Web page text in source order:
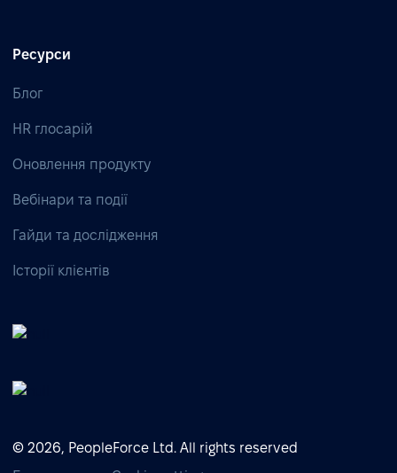
Ресурси
Блог
HR глосарій
Оновлення продукту
Вебінари та події
Гайди та дослідження
Історії клієнтів
© 2026, PeopleForce Ltd. All rights reserved